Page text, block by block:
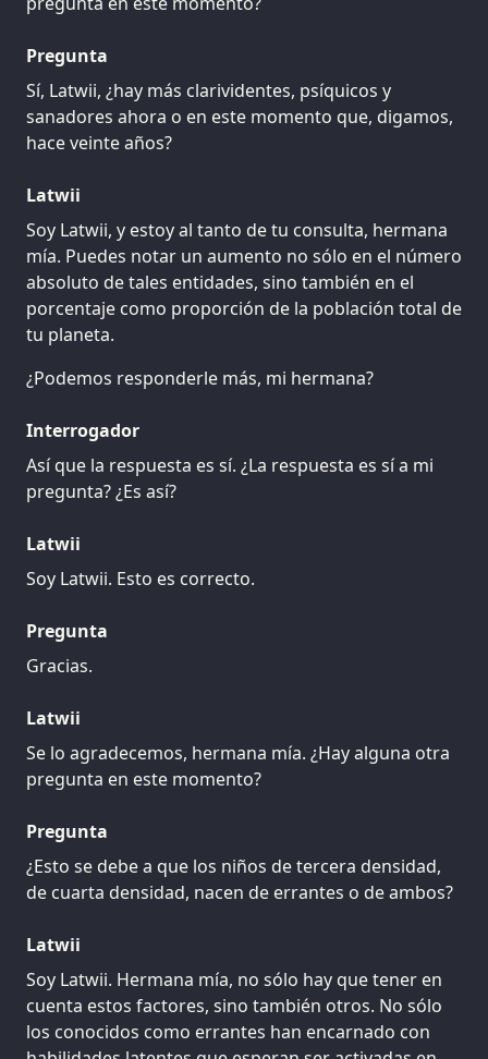
Pregunta
Sí, Latwii, ¿hay más clarividentes, psíquicos y
sanadores ahora o en este momento que, digamos,
hace veinte años?
Latwii
Soy Latwii, y estoy al tanto de tu consulta, hermana
mía. Puedes notar un aumento no sólo en el número
absoluto de tales entidades, sino también en el
porcentaje como proporción de la población total de
tu planeta.
¿Podemos responderle más, mi hermana?
Interrogador
Así que la respuesta es sí. ¿La respuesta es sí a mi
pregunta? ¿Es así?
Latwii
Soy Latwii. Esto es correcto.
Pregunta
Gracias.
Latwii
Se lo agradecemos, hermana mía. ¿Hay alguna otra
pregunta en este momento?
Pregunta
¿Esto se debe a que los niños de tercera densidad,
de cuarta densidad, nacen de errantes o de ambos?
Latwii
Soy Latwii. Hermana mía, no sólo hay que tener en
cuenta estos factores, sino también otros. No sólo
los conocidos como errantes han encarnado con